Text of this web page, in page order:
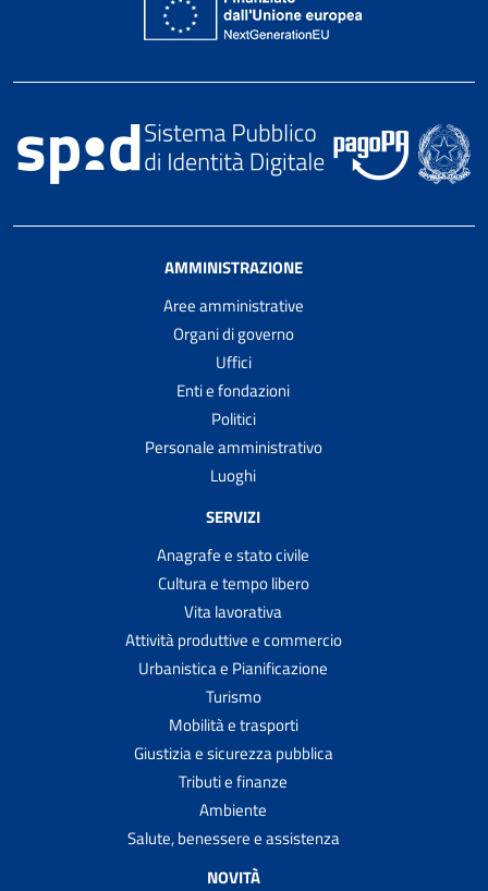
AMMINISTRAZIONE
Aree amministrative
Organi di governo
Uffici
Enti e fondazioni
Politici
Personale amministrativo
Luoghi
SERVIZI
Anagrafe e stato civile
Cultura e tempo libero
Vita lavorativa
Attività produttive e commercio
Urbanistica e Pianificazione
Turismo
Mobilità e trasporti
Giustizia e sicurezza pubblica
Tributi e finanze
Ambiente
Salute, benessere e assistenza
NOVITÀ